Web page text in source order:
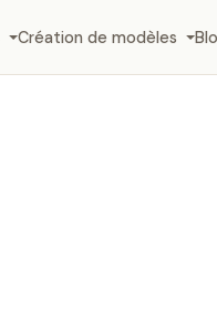
Création de modèles